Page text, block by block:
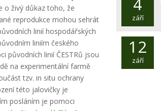
o živý důkaz toho, že
reprodukce mohou sehrát
linií hospodářských
liniím českého
původních linií ČESTRů jsou
na experimentální farmě
tzv. in situ ochrany
této jalovičky je
posláním je pomoci
září
12
září